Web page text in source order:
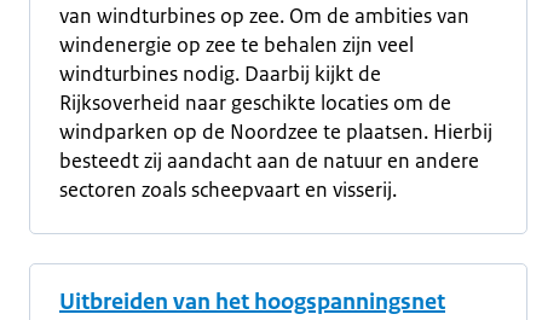
van windturbines op zee. Om de ambities van
windenergie op zee te behalen zijn veel
windturbines nodig. Daarbij kijkt de
Rijksoverheid naar geschikte locaties om de
windparken op de Noordzee te plaatsen. Hierbij
besteedt zij aandacht aan de natuur en andere
sectoren zoals scheepvaart en visserij.
Uitbreiden van het hoogspanningsnet